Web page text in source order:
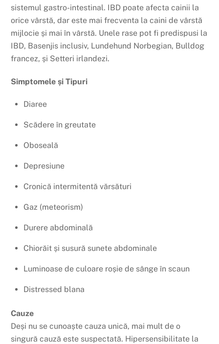
sistemul gastro-intestinal. IBD poate afecta cainii la
orice vârstă, dar este mai frecventa la caini de vârstă
mijlocie și mai în vârstă. Unele rase pot fi predispusi la
IBD, Basenjis inclusiv, Lundehund Norbegian, Bulldog
francez, și Setteri irlandezi.
Simptomele și Tipuri
Diaree
Scădere în greutate
Oboseală
Depresiune
Cronică intermitentă vărsături
Gaz (meteorism)
Durere abdominală
Chiorăit și susură sunete abdominale
Luminoase de culoare roșie de sânge în scaun
Distressed blana
Cauze
Deși nu se cunoaște cauza unică, mai mult de o
singură cauză este suspectată. Hipersensibilitate la